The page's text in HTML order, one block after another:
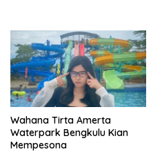
Wahana Tirta Amerta
Waterpark Bengkulu Kian
Mempesona